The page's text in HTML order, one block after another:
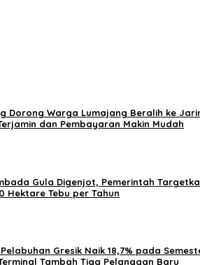
Dorong Warga Lumajang Beralih ke
dan Pembayaran Makin Mudah
Gula Digenjot, Pemerintah
Hektare Tebu per Tahun
Gresik Naik 18,7% pada
Tambah Tiga Pelanggan Baru